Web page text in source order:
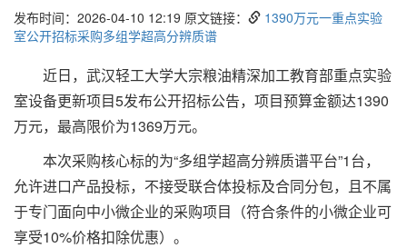
发布时间：2026-04-10 12:19 原文链接：
1390万元一重点实验
室公开招标采购多组学超高分辨质谱
近日，武汉轻工大学大宗粮油精深加工教育部重点实验
室设备更新项目5发布公开招标公告，项目预算金额达1390
万元，最高限价为1369万元。
本次采购核心标的为“多组学超高分辨质谱平台”1台，
允许进口产品投标，不接受联合体投标及合同分包，且不属
于专门面向中小微企业的采购项目（符合条件的小微企业可
享受10%价格扣除优惠）。